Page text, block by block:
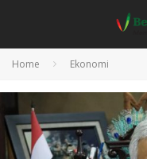
Home Ekonomi